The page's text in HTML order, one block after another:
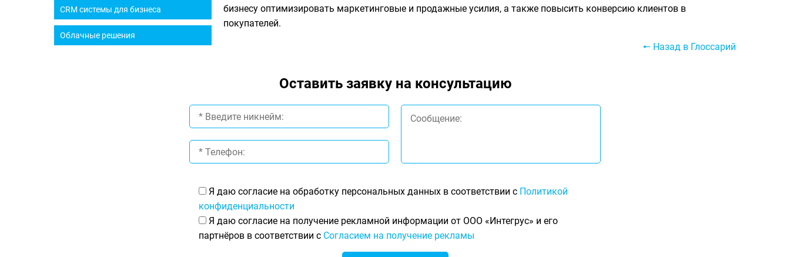
CRM системы для бизнеса
Облачные решения
бизнесу оптимизировать маркетинговые и продажные усилия, а также повысить конверсию клиентов в
покупателей.
🠔 Назад в Глоссарий
Оставить заявку на консультацию
Я даю согласие на обработку персональных данных в соответствии с Политикой
конфиденциальности
Я даю согласие на получение рекламной информации от ООО «Интегрус» и его
партнёров в соответствии с Согласием на получение рекламы